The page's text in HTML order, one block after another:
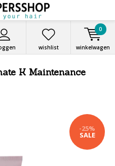
wishlist winkelwagen
0
K Maintenance
-25%
SALE